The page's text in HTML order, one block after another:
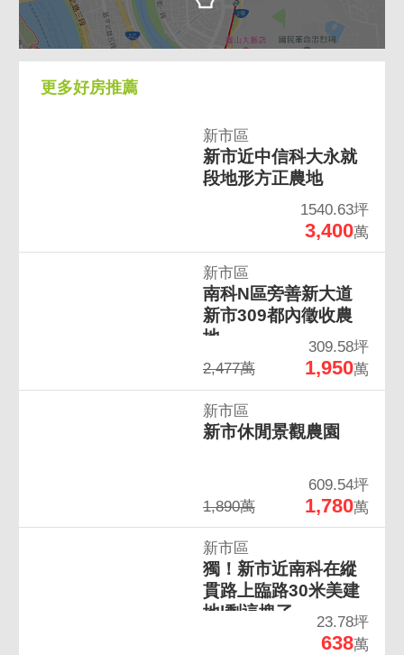
更多好房推薦
新市區
新市近中信科大永就
段地形方正農地
1540.63坪
3,400萬
新市區
南科N區旁善新大道
新市309都內徵收農
地
309.58坪
2,477萬
1,950萬
新市區
新市休閒景觀農園
609.54坪
1,890萬
1,780萬
新市區
獨！新市近南科在縱
貫路上臨路30米美建
地|剩這塊了
23.78坪
638萬